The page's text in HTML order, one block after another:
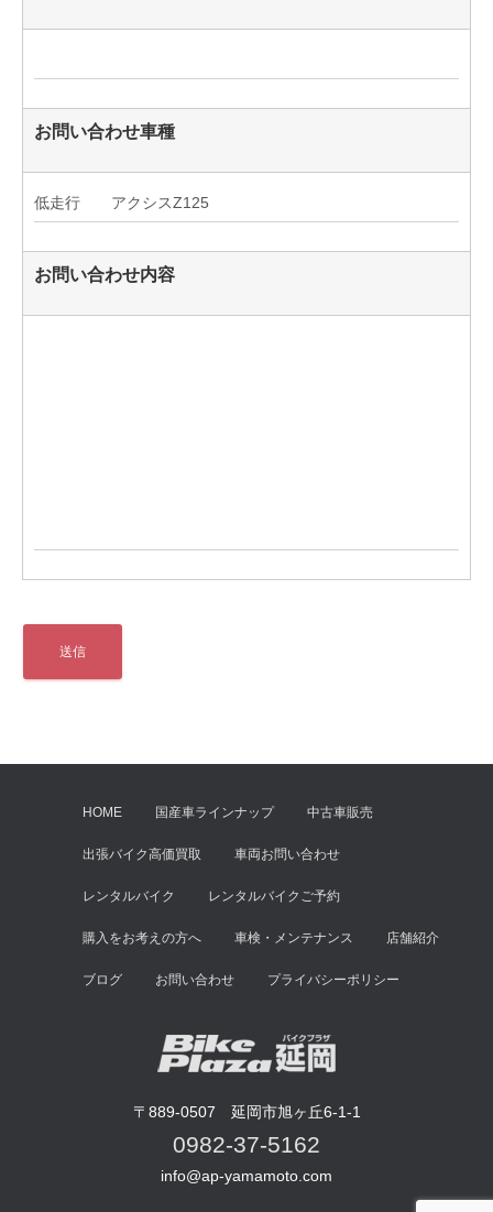
お問い合わせ車種
お問い合わせ内容
HOME 国産車ラインナップ 中古車販売
出張バイク高価買取 車両お問い合わせ
レンタルバイク レンタルバイクご予約
購入をお考えの方へ 車検・メンテナンス 店舗紹介
ブログ お問い合わせ プライバシーポリシー
〒889-0507 延岡市旭ヶ丘6-1-1
0982-37-5162
info@ap-yamamoto.com